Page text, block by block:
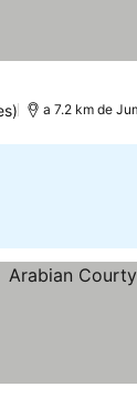
a 7.2 km de